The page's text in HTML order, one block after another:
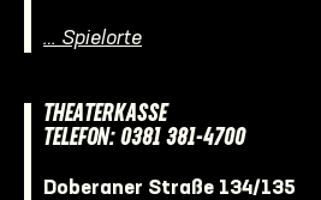
… Spielorte
THEATERKASSE
TELEFON: 0381 381-4700
Doberaner Straße 134/135